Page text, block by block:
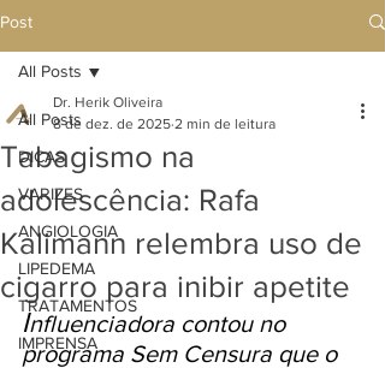
Post
All Posts
DICAS
VARIZES
ANGIOLOGIA
LIPEDEMA
TRATAMENTOS
IMPRENSA
All Posts
Tabagismo na
adolescência: Rafa
Kalimann relembra uso de
cigarro para inibir apetite
Dr. Herik Oliveira
8 de dez. de 2025 2 min de leitura
Influenciadora contou no
programa Sem Censura que o